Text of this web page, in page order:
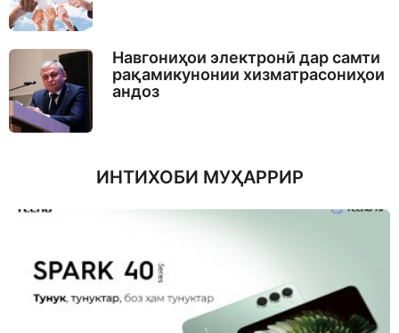
Навгониҳои электронӣ дар самти
рақамикунонии хизматрасониҳои
андоз
ИНТИХОБИ МУҲАРРИР